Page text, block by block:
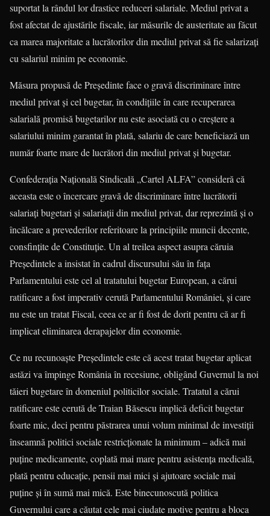
suportat la rândul lor drastice reduceri salariale. Mediul privat a
fost afectat de ajustările fiscale, iar măsurile de austeritate au făcut
ca marea majoritate a lucrătorilor din mediul privat să fie salarizaţi
cu salariul minim pe economie.
Măsura propusă de Preşedinte face o gravă discriminare între
mediul privat şi cel bugetar, în condiţiile în care recuperarea
salarială promisă bugetarilor nu este asociată cu o creştere a
salariului minim garantat în plată, salariu de care beneficiază un
număr foarte mare de lucrători din mediul privat şi bugetar.
Confederaţia Naţională Sindicală „Cartel ALFA” consideră că
aceasta este o încercare gravă de discriminare între lucrătorii
salariaţi bugetari şi salariaţii din mediul privat, dar reprezintă şi o
încălcare a prevederilor referitoare la principiile muncii decente,
consfinţite de Constituţie. Un al treilea aspect asupra căruia
Preşedintele a insistat în cadrul discursului său în faţa
Parlamentului este cel al tratatului bugetar European, a cărui
ratificare a fost imperativ cerută Parlamentului României, şi care
nu este un tratat Fiscal, ceea ce ar fi fost de dorit pentru că ar fi
implicat eliminarea derapajelor din economie.
Ce nu recunoaşte Preşedintele este că acest tratat bugetar aplicat
astăzi va împinge România în recesiune, obligând Guvernul la noi
tăieri bugetare în domeniul politicilor sociale. Tratatul a cărui
ratificare este cerută de Traian Băsescu implică deficit bugetar
foarte mic, deci pentru păstrarea unui volum minimal de investiţii
înseamnă politici sociale restricţionate la minimum – adică mai
puţine medicamente, coplată mai mare pentru asistenţa medicală,
plată pentru educaţie, pensii mai mici şi ajutoare sociale mai
puţine şi în sumă mai mică. Este binecunoscută politica
Guvernului care a căutat cele mai ciudate motive pentru a bloca